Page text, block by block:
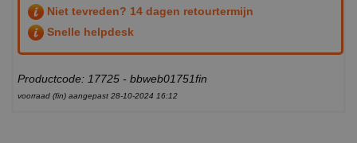
Niet tevreden? 14 dagen retourtermijn
Snelle helpdesk
Productcode: 17725 - bbweb01751fin
voorraad (fin) aangepast 28-10-2024 16:12